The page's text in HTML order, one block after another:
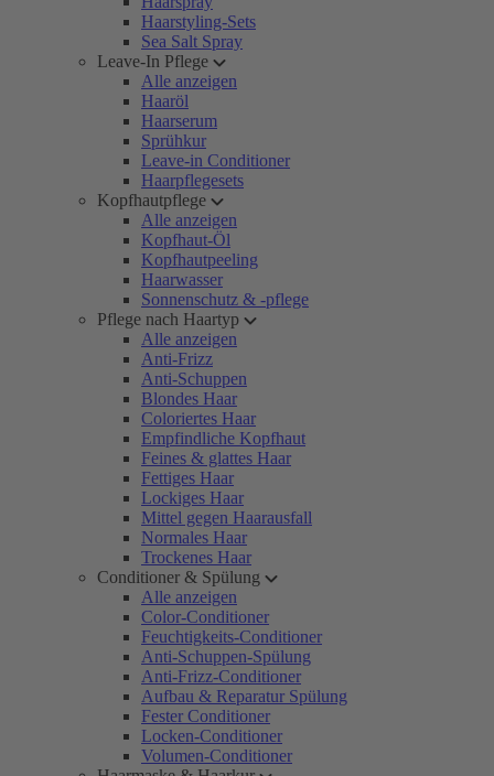
Haarstyling-Sets
Sea Salt Spray
Leave-In Pflege
Alle anzeigen
Haaröl
Haarserum
Sprühkur
Leave-in Conditioner
Haarpflegesets
Kopfhautpflege
Alle anzeigen
Kopfhaut-Öl
Kopfhautpeeling
Haarwasser
Sonnenschutz & -pflege
Pflege nach Haartyp
Alle anzeigen
Anti-Frizz
Anti-Schuppen
Blondes Haar
Coloriertes Haar
Empfindliche Kopfhaut
Feines & glattes Haar
Fettiges Haar
Lockiges Haar
Mittel gegen Haarausfall
Normales Haar
Trockenes Haar
Conditioner & Spülung
Alle anzeigen
Color-Conditioner
Feuchtigkeits-Conditioner
Anti-Schuppen-Spülung
Anti-Frizz-Conditioner
Aufbau & Reparatur Spülung
Fester Conditioner
Locken-Conditioner
Volumen-Conditioner